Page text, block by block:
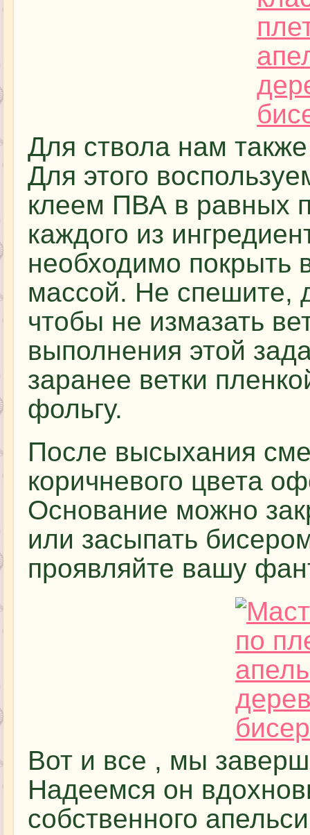
Для ствола нам
Для этого
клеем ПВА в равных
каждого из
необходимо покрыть
массой. Не спешите,
чтобы не измазать
выполнения этой
заранее ветки
фольгу.
После высыхания
коричневого цвета
Основание можно
или засыпать
проявляйте вашу
Вот и все , мы
Надеемся он
собственного